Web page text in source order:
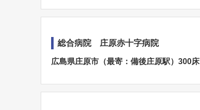
総合病院 庄原赤十字病院
広島県庄原市（最寄：備後庄原駅）300床